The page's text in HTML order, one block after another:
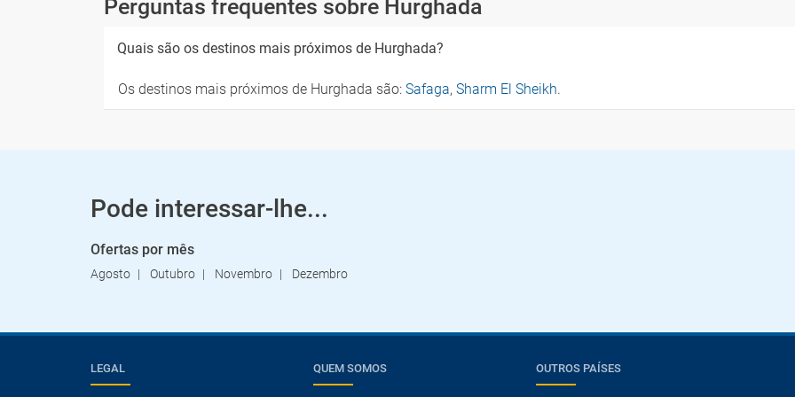
Perguntas frequentes sobre Hurghada
Quais são os destinos mais próximos de Hurghada?
Os destinos mais próximos de Hurghada são: Safaga, Sharm El Sheikh.
Pode interessar-lhe...
Ofertas por mês
Agosto Outubro Novembro Dezembro
LEGAL QUEM SOMOS OUTROS PAÍSES